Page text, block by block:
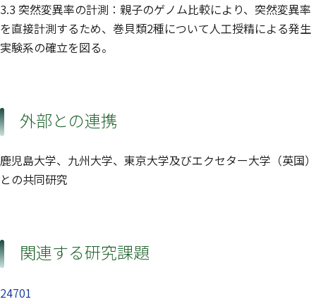
3.3 突然変異率の計測：親子のゲノム比較により、突然変異率
を直接計測するため、巻貝類2種について人工授精による発生
実験系の確立を図る。
外部との連携
鹿児島大学、九州大学、東京大学及びエクセター大学（英国）
との共同研究
関連する研究課題
24701